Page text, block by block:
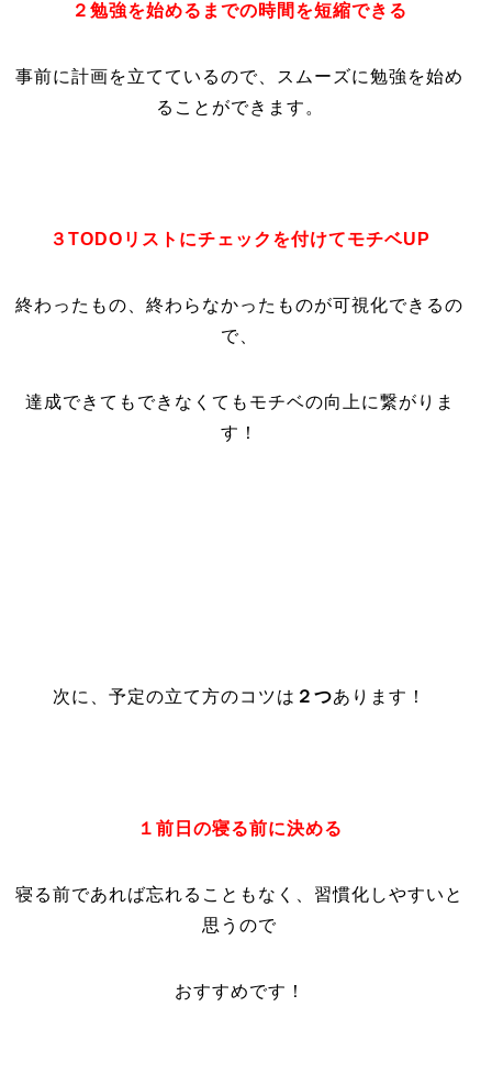
２勉強を始めるまでの時間を短縮できる
事前に計画を立てているので、スムーズに勉強を始め
ることができます。
３TODOリストにチェックを付けてモチベUP
終わったもの、終わらなかったものが可視化できるの
で、
達成できてもできなくてもモチベの向上に繋がりま
す！
次に、予定の立て方のコツは ２つあります！
１前日の寝る前に決める
寝る前であれば忘れることもなく、習慣化しやすいと
思うので
おすすめです！